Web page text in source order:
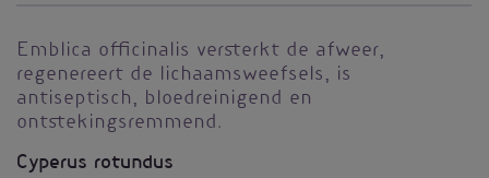
Emblica officinalis versterkt de afweer,
regenereert de lichaamsweefsels, is
antiseptisch, bloedreinigend en
ontstekingsremmend.
Cyperus rotundus